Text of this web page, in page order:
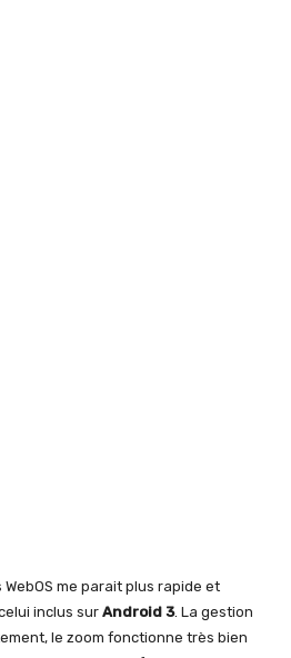
me parait plus rapide et
inclus sur Android 3. La gestion
le zoom fonctionne très bien